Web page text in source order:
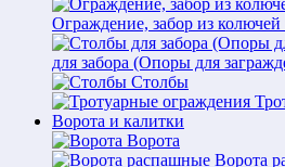
Ограждение, забор из
для забора (Опоры для
Столбы
Ворота и калитки
Ворота
Ворота